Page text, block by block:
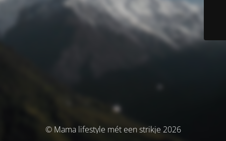
© Mama lifestyle mét een strikje 2026